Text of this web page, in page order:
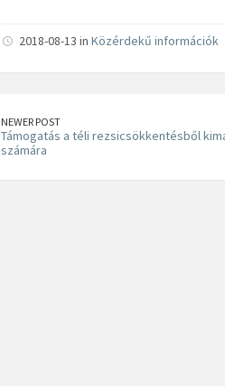
2018-08-13 in Közérdekű információk
NEWER POST
Támogatás a téli rezsicsökkentésből
számára